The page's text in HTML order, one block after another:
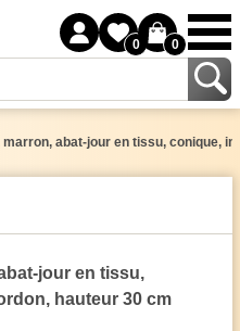
0 0
marron, abat-jour en tissu, conique,
jour en tissu,
hauteur 30 cm